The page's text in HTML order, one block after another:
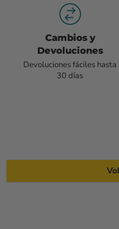
Cambios y
Devoluciones
Devoluciones fáciles hasta
30 días